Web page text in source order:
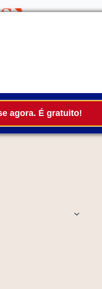
agora. É gratuito!